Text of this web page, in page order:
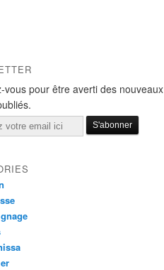
vous pour être averti des nouveaux